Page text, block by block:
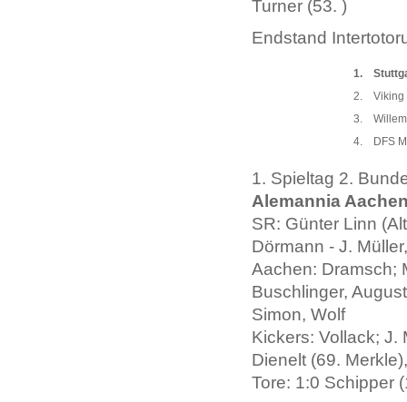
Turner (53. )
Endstand
1.
2.
Viking
3.
4.
DFS
1. Spieltag 2.
Alemannia
SR: Günter Linn
Dörmann - J.
Aachen: Dramsch;
Buschlinger,
Simon, Wolf
Kickers: Vollack; J.
Dienelt (69.
Tore: 1:0 Schipper